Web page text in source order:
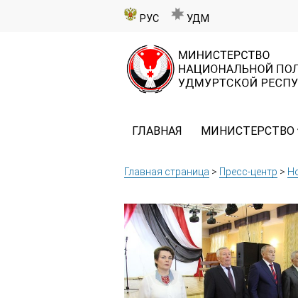
РУС УДМ
ГЛАВНАЯ МИНИСТЕРСТВО
Главная страница > Пресс-центр >